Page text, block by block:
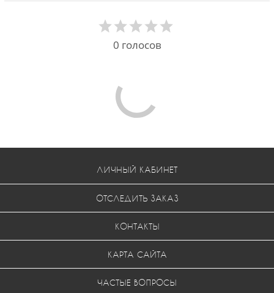
0 голосов
ЛИЧНЫЙ КАБИНЕТ
ОТСЛЕДИТЬ ЗАКАЗ
КОНТАКТЫ
КАРТА САЙТА
ЧАСТЫЕ ВОПРОСЫ